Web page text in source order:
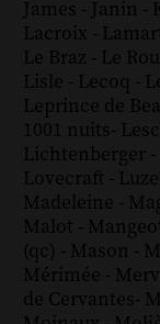
James - Janin -
Lacroix -
Le Braz - Le
Lisle - Lecoq -
Leprince de
1001 nuits-
Lichtenberger -
Lovecraft -
Madeleine -
Malot -
(qc) - Mason -
Mérimée -
de Cervantes-